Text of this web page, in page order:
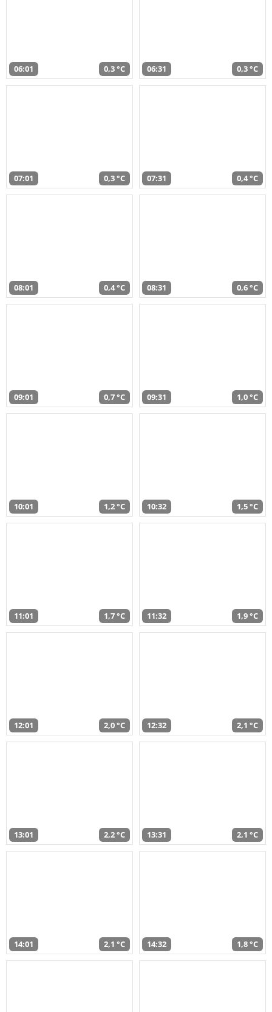
06:01 0,3 °C 06:31 0,3 °C
07:01 0,3 °C 07:31 0,4 °C
08:01 0,4 °C 08:31 0,6 °C
09:01 0,7 °C 09:31 1,0 °C
10:01 1,2 °C 10:32 1,5 °C
11:01 1,7 °C 11:32 1,9 °C
12:01 2,0 °C 12:32 2,1 °C
13:01 2,2 °C 13:31 2,1 °C
14:01 2,1 °C 14:32 1,8 °C